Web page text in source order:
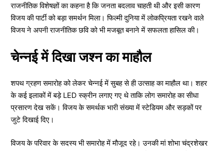
राजनीतिक विशेषज्ञों का कहना है कि जनता बदलाव चाहती थी और इसी कारण
विजय की पार्टी को बड़ा समर्थन मिला। फिल्मी दुनिया में लोकप्रियता रखने वाले
विजय ने अपनी राजनीतिक छवि को भी मजबूत बनाने में सफलता हासिल की।
चेन्नई में दिखा जश्न का माहौल
शपथ ग्रहण समारोह को लेकर चेन्नई में सुबह से ही उत्साह का माहौल था। शहर
के कई इलाकों में बड़े LED स्क्रीन लगाए गए थे ताकि लोग समारोह का सीधा
प्रसारण देख सकें। विजय के समर्थक भारी संख्या में स्टेडियम और सड़कों पर
जुटे दिखाई दिए।
विजय के परिवार के सदस्य भी समारोह में मौजूद रहे। उनकी मां शोभा चंद्रशेखर